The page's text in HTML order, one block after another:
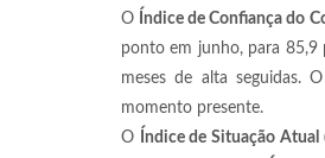
O Índice de Confiança do
ponto em junho, para 85,9
meses de alta seguidas.
momento presente.
O
Índice de Situação Atual